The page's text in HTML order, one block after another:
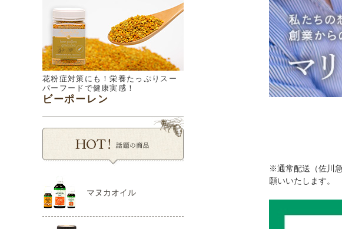
花粉症対策にも！栄養たっぷりスー
パーフードで健康実感！
ビーポーレン
マヌカオイル
※通常配送（佐川
願いいたします。